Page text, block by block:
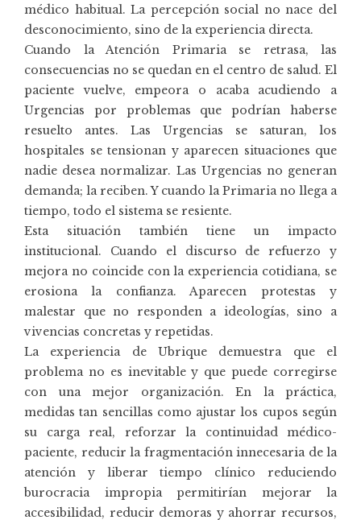
médico habitual. La percepción social no nace del
desconocimiento, sino de la experiencia directa.
Cuando la Atención Primaria se retrasa, las
consecuencias no se quedan en el centro de salud. El
paciente vuelve, empeora o acaba acudiendo a
Urgencias por problemas que podrían haberse
resuelto antes. Las Urgencias se saturan, los
hospitales se tensionan y aparecen situaciones que
nadie desea normalizar. Las Urgencias no generan
demanda; la reciben. Y cuando la Primaria no llega a
tiempo, todo el sistema se resiente.
Esta situación también tiene un impacto
institucional. Cuando el discurso de refuerzo y
mejora no coincide con la experiencia cotidiana, se
erosiona la confianza. Aparecen protestas y
malestar que no responden a ideologías, sino a
vivencias concretas y repetidas.
La experiencia de Ubrique demuestra que el
problema no es inevitable y que puede corregirse
con una mejor organización. En la práctica,
medidas tan sencillas como ajustar los cupos según
su carga real, reforzar la continuidad médico-
paciente, reducir la fragmentación innecesaria de la
atención y liberar tiempo clínico reduciendo
burocracia impropia permitirían mejorar la
accesibilidad, reducir demoras y ahorrar recursos,